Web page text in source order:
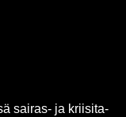
sairas-​ ja krii­si­ta­